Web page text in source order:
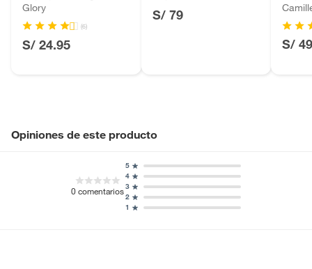
Licores y cigarros electrónicos.
Glory
(6)
S/ 24.95
S/ 79
S/
Opiniones de este producto
0comentarios
1
2
3
4
5